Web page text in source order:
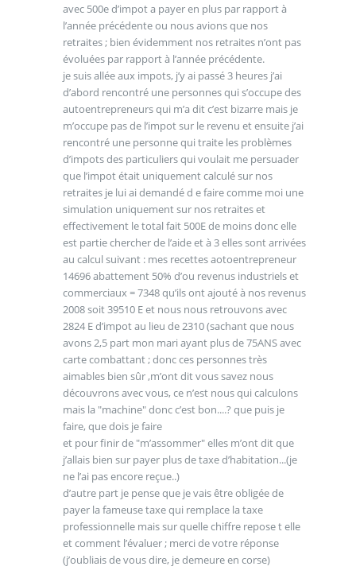
avec 500e d’impot a payer en plus par rapport à
l’année précédente ou nous avions que nos
retraites ; bien évidemment nos retraites n’ont pas
évoluées par rapport à l’année précédente.
je suis allée aux impots, j’y ai passé 3 heures j’ai
d’abord rencontré une personnes qui s’occupe des
autoentrepreneurs qui m’a dit c’est bizarre mais je
m’occupe pas de l’impot sur le revenu et ensuite j’ai
rencontré une personne qui traite les problèmes
d’impots des particuliers qui voulait me persuader
que l’impot était uniquement calculé sur nos
retraites je lui ai demandé d e faire comme moi une
simulation uniquement sur nos retraites et
effectivement le total fait 500E de moins donc elle
est partie chercher de l’aide et à 3 elles sont arrivées
au calcul suivant : mes recettes aotoentrepreneur
14696 abattement 50% d’ou revenus industriels et
commerciaux = 7348 qu’ils ont ajouté à nos revenus
2008 soit 39510 E et nous nous retrouvons avec
2824 E d’impot au lieu de 2310 (sachant que nous
avons 2,5 part mon mari ayant plus de 75ANS avec
carte combattant ; donc ces personnes très
aimables bien sûr ,m’ont dit vous savez nous
découvrons avec vous, ce n’est nous qui calculons
mais la "machine" donc c’est bon....? que puis je
faire, que dois je faire
et pour finir de "m’assommer" elles m’ont dit que
j’allais bien sur payer plus de taxe d’habitation...(je
ne l’ai pas encore reçue..)
d’autre part je pense que je vais être obligée de
payer la fameuse taxe qui remplace la taxe
professionnelle mais sur quelle chiffre repose t elle
et comment l’évaluer ; merci de votre réponse
(j’oubliais de vous dire, je demeure en corse)